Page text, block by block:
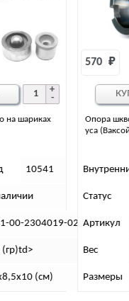
мост Спайсер 2
код
В наличии
3160-00-2304017-10
150 (гр).
4х4х3 (см).
с
1